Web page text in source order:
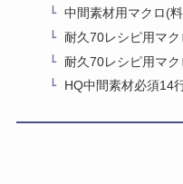
中間素材用マクロ(
耐久70レシピ用マ
耐久70レシピ用マ
HQ中間素材必須14